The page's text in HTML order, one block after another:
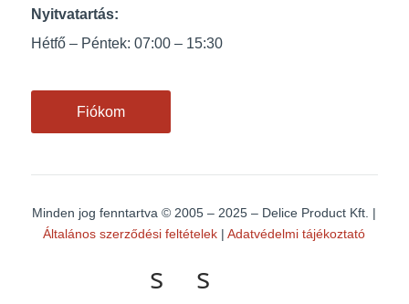
Nyitvatartás:
Hétfő – Péntek: 07:00 – 15:30
Fiókom
Minden jog fenntartva© 2005 – 2025 – Delice Product Kft. |
Általános szerződési feltételek |Adatvédelmi tájékoztató
s s